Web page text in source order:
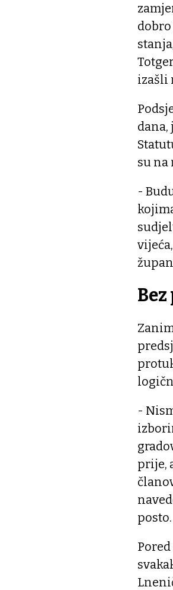
izašli
dana,
su na
-
-
prije,
posto.